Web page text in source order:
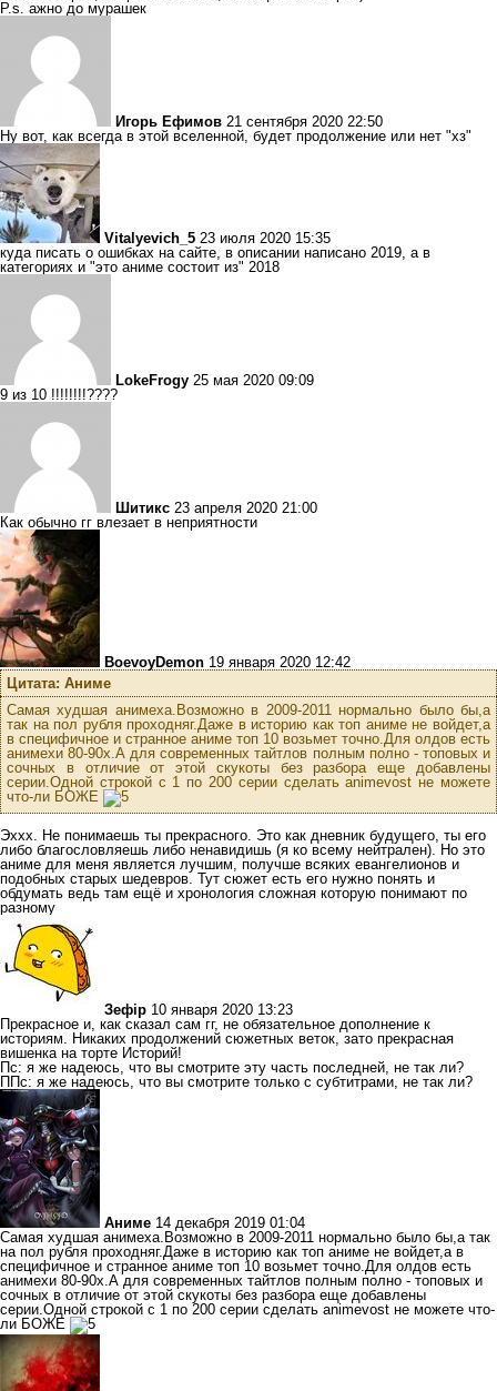
P.s. ажно до мурашек
Игорь Ефимов 21 сентября 2020 22:50
Ну вот, как всегда в этой вселенной, будет продолжение или нет "хз"
Vitalyevich_5 23 июля 2020 15:35
куда писать о ошибках на сайте, в описании написано 2019, а в
категориях и "это аниме состоит из" 2018
LokeFrogy 25 мая 2020 09:09
9 из 10 !!!!!!!!????
Шитикс 23 апреля 2020 21:00
Как обычно гг влезает в неприятности
BoevoyDemon 19 января 2020 12:42
Цитата: Аниме
Самая худшая анимеха.Возможно в 2009-2011 нормально было бы,а
так на пол рубля проходняг.Даже в историю как топ аниме не войдет,а
в специфичное и странное аниме топ 10 возьмет точно.Для олдов есть
анимехи 80-90х.А для современных тайтлов полным полно - топовых и
сочных в отличие от этой скукоты без разбора еще добавлены
серии.Одной строкой с 1 по 200 серии сделать animevost не можете
что-ли БОЖЕ
Эххх. Не понимаешь ты прекрасного. Это как дневник будущего, ты его
либо благословляешь либо ненавидишь (я ко всему нейтрален). Но это
аниме для меня является лучшим, получше всяких евангелионов и
подобных старых шедевров. Тут сюжет есть его нужно понять и
обдумать ведь там ещё и хронология сложная которую понимают по
разному
Зефір 10 января 2020 13:23
Прекрасное и, как сказал сам гг, не обязательное дополнение к
историям. Никаких продолжений сюжетных веток, зато прекрасная
вишенка на торте Историй!
Пс: я же надеюсь, что вы смотрите эту часть последней, не так ли?
ППс: я же надеюсь, что вы смотрите только с субтитрами, не так ли?
Аниме 14 декабря 2019 01:04
Самая худшая анимеха.Возможно в 2009-2011 нормально было бы,а так
на пол рубля проходняг.Даже в историю как топ аниме не войдет,а в
специфичное и странное аниме топ 10 возьмет точно.Для олдов есть
анимехи 80-90х.А для современных тайтлов полным полно - топовых и
сочных в отличие от этой скукоты без разбора еще добавлены
серии.Одной строкой с 1 по 200 серии сделать animevost не можете что-
ли БОЖЕ